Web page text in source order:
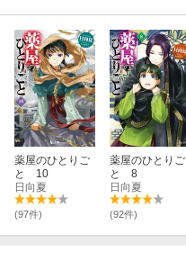
薬屋のひとりご
と 10
日向夏
(97件)
薬屋のひとりご
と 8
日向夏
(92件)